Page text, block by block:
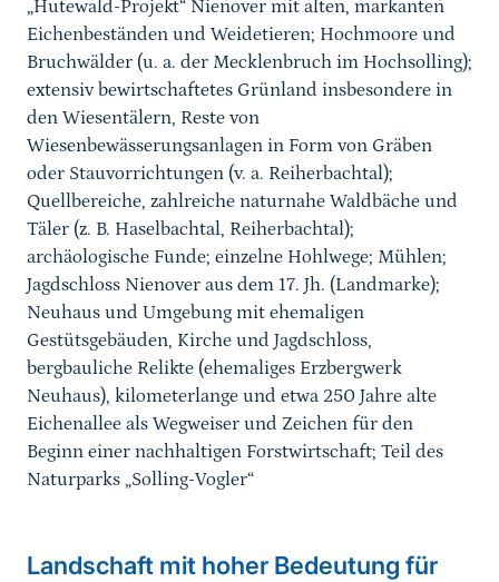
„Hutewald-Projekt“ Nienover mit alten, markanten
Eichenbeständen und Weidetieren; Hochmoore und
Bruchwälder (u. a. der Mecklenbruch im Hochsolling);
extensiv bewirtschaftetes Grünland insbesondere in
den Wiesentälern, Reste von
Wiesenbewässerungsanlagen in Form von Gräben
oder Stauvorrichtungen (v. a. Reiherbachtal);
Quellbereiche, zahlreiche naturnahe Waldbäche und
Täler (z. B. Haselbachtal, Reiherbachtal);
archäologische Funde; einzelne Hohlwege; Mühlen;
Jagdschloss Nienover aus dem 17. Jh. (Landmarke);
Neuhaus und Umgebung mit ehemaligen
Gestütsgebäuden, Kirche und Jagdschloss,
bergbauliche Relikte (ehemaliges Erzbergwerk
Neuhaus), kilometerlange und etwa 250 Jahre alte
Eichenallee als Wegweiser und Zeichen für den
Beginn einer nachhaltigen Forstwirtschaft; Teil des
Naturparks „Solling-Vogler“
Landschaft mit hoher Bedeutung für